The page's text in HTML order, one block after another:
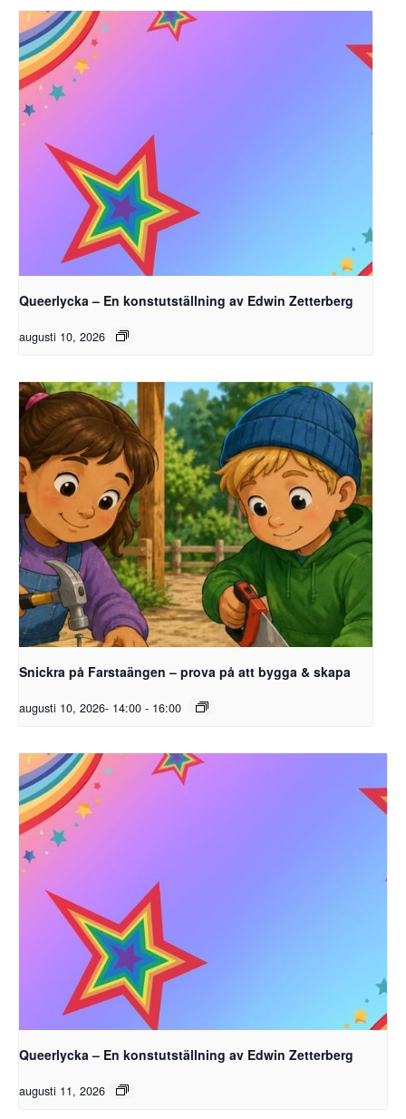
Queerlycka – En konstutställning av Edwin Zetterberg
augusti 10, 2026
Snickra på Farstaängen – prova på att bygga & skapa
augusti 10, 2026- 14:00 - 16:00
Queerlycka – En konstutställning av Edwin Zetterberg
augusti 11, 2026